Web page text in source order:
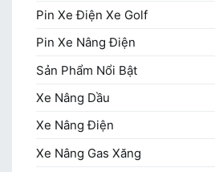
Pin Xe Điện Xe Golf
Pin Xe Nâng Điện
Sản Phẩm Nổi Bật
Xe Nâng Dầu
Xe Nâng Điện
Xe Nâng Gas Xăng